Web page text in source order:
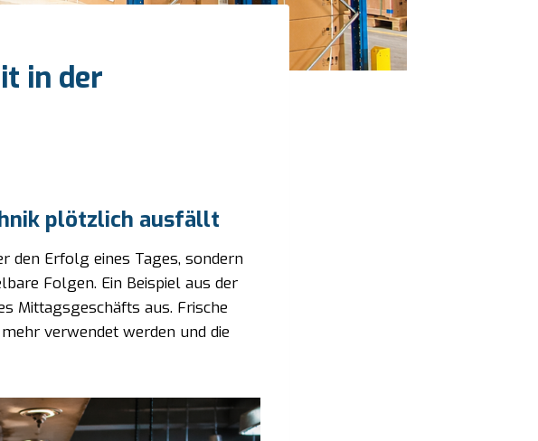
in der
plötzlich ausfällt
den Erfolg eines Tages, sondern
Folgen. Ein Beispiel aus der
Mittagsgeschäfts aus. Frische
verwendet werden und die